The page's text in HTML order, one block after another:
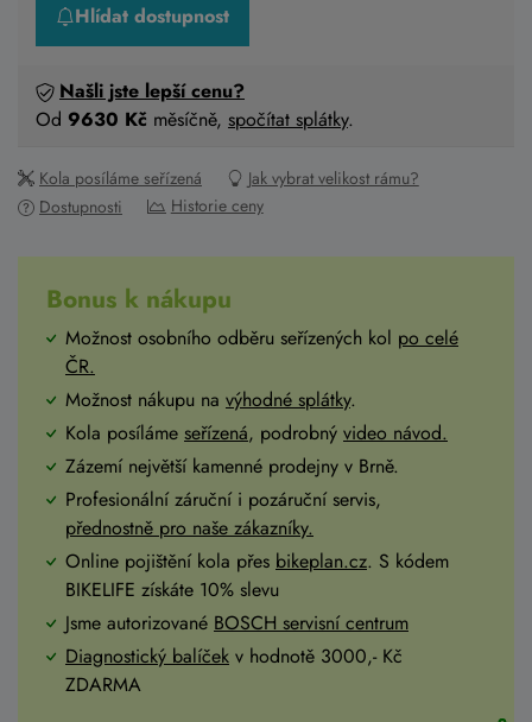
Hlídat dostupnost
Našli jste lepší cenu?
Od 9630 Kč měsíčně, spočítat splátky.
Kola posíláme seřízená
Jak vybrat velikost rámu?
Dostupnosti
Historie ceny
Bonus k nákupu
Možnost osobního odběru seřízených kol po celé
ČR.
Možnost nákupu na výhodné splátky.
Kola posíláme seřízená, podrobný video návod.
Zázemí největší kamenné prodejny v Brně.
Profesionální záruční i pozáruční servis,
přednostně pro naše zákazníky.
Online pojištění kola přes bikeplan.cz. S kódem
BIKELIFE získáte 10% slevu
Jsme autorizované BOSCH servisní centrum
Diagnostický balíček v hodnotě 3000,- Kč
ZDARMA